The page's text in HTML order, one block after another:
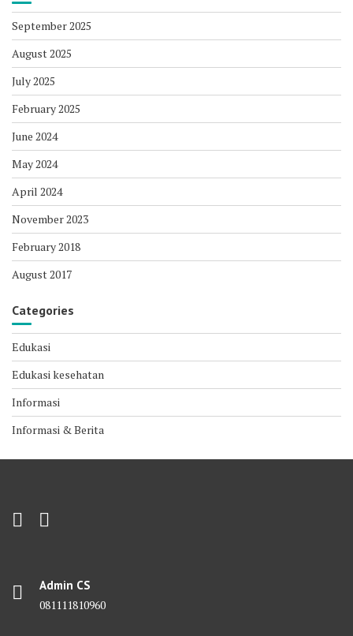
September 2025
August 2025
July 2025
February 2025
June 2024
May 2024
April 2024
November 2023
February 2018
August 2017
Categories
Edukasi
Edukasi kesehatan
Informasi
Informasi & Berita
Admin CS
081111810960